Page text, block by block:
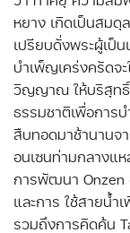
หยาง เกิดเป็นสม
เปรียบดั่งพระผู้เป็
บำเพ็ญเคร่งครัดจ
วิญญาณ ให้บริสุทธิ์
ธรรมชาติเพื่อการ
สืบทอดมาช้านานจ
อนเซนท่ามกลางแ
การพัฒนา Onzen
และการ ใช้สายน้ำ
รวมถึงการคิดค้น